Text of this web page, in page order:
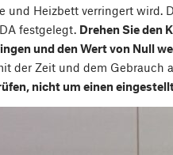
und Heizbett verringert wird.
festgelegt. Drehen Sie den
und den Wert von Null
der Zeit und dem Gebrauch
nicht um einen